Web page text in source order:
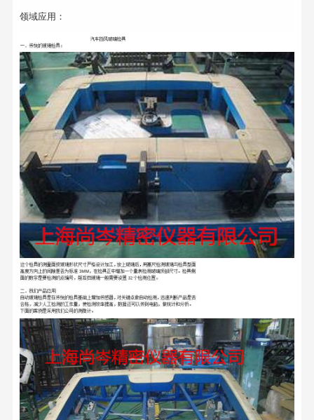
领域应用：